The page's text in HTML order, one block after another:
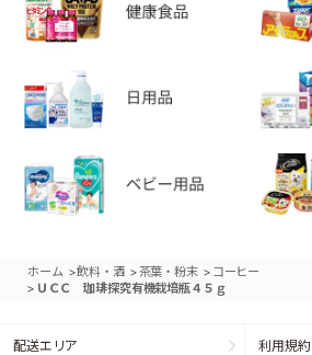
ホーム >飲料・酒 >茶葉・粉末 > コーヒー
> ＵＣＣ 珈琲探究有機栽培瓶４５ｇ
配送エリア 利用規約